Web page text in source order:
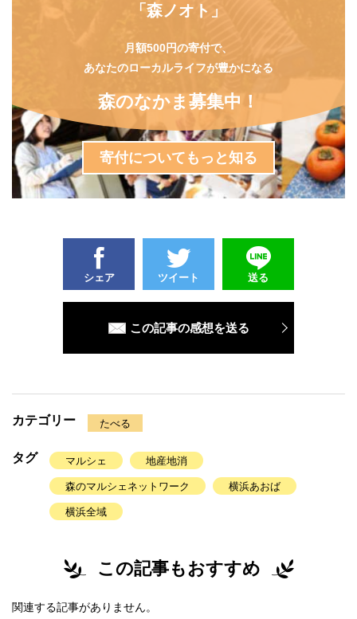
「森ノオト」
月額500円の寄付で、
あなたのローカルライフが豊かになる
森のなかま募集中！
寄付についてもっと知る
シェア ツイート 送る
この記事の感想を送る
カテゴリー たべる
タグ マルシェ 地産地消
森のマルシェネットワーク 横浜あおば
横浜全域
この記事もおすすめ
関連する記事がありません。